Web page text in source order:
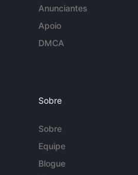
Anunciantes
Apoio
DMCA
Sobre
Sobre
Equipe
Blogue